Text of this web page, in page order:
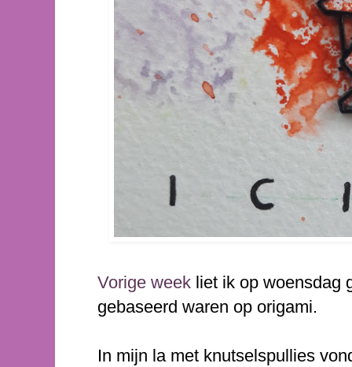
Vorige week liet ik op woensdag
gebaseerd waren op origami.
In mijn la met knutselspullies